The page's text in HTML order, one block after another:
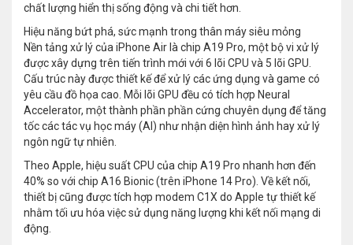
chất lượng hiển thị sống động và chi tiết hơn.
Hiệu năng bứt phá, sức mạnh trong thân máy siêu mỏng
Nền tảng xử lý của iPhone Air là chip A19 Pro, một bộ vi xử lý
được xây dựng trên tiến trình mới với 6 lõi CPU và 5 lõi GPU.
Cấu trúc này được thiết kế để xử lý các ứng dụng và game có
yêu cầu đồ họa cao. Mỗi lõi GPU đều có tích hợp Neural
Accelerator, một thành phần phần cứng chuyên dụng để tăng
tốc các tác vụ học máy (AI) như nhận diện hình ảnh hay xử lý
ngôn ngữ tự nhiên.
Theo Apple, hiệu suất CPU của chip A19 Pro nhanh hơn đến
40% so với chip A16 Bionic (trên iPhone 14 Pro). Về kết nối,
thiết bị cũng được tích hợp modem C1X do Apple tự thiết kế
nhằm tối ưu hóa việc sử dụng năng lượng khi kết nối mạng di
động.